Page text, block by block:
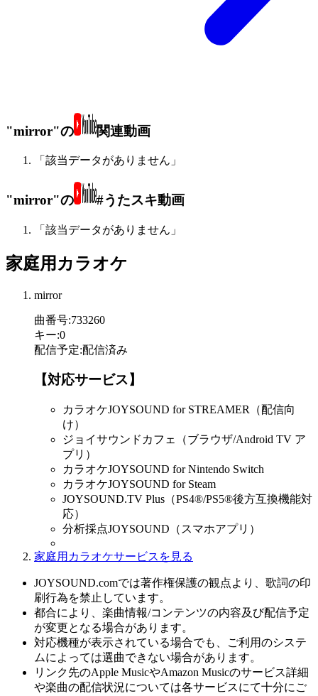
"mirror"の 関連動画
「該当データがありません」
"mirror"の #うたスキ動画
「該当データがありません」
家庭用カラオケ
mirror
曲番号:733260
キー:0
配信予定:配信済み
【対応サービス】
カラオケJOYSOUND for STREAMER（配信向
け）
ジョイサウンドカフェ（ブラウザ/Android TV ア
プリ）
カラオケJOYSOUND for Nintendo Switch
カラオケJOYSOUND for Steam
JOYSOUND.TV Plus（PS4®/PS5®後方互換機能対
応）
分析採点JOYSOUND（スマホアプリ）
家庭用カラオケサービスを見る
JOYSOUND.comでは著作権保護の観点より、歌詞の印
刷行為を禁止しています。
都合により、楽曲情報/コンテンツの内容及び配信予定
が変更となる場合があります。
対応機種が表示されている場合でも、ご利用のシステ
ムによっては選曲できない場合があります。
リンク先のApple MusicやAmazon Musicのサービス詳細
や楽曲の配信状況については各サービスにて十分にご